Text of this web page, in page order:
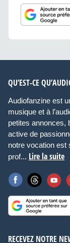
QU’EST-CE
Audiofanzine est
musique et à
petites annonces,
active de
notre vocation est
prof... Lire la suite
RECEVEZ NOTRE